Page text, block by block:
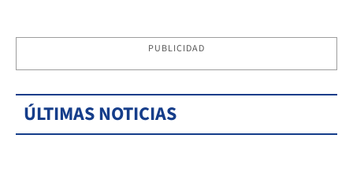
PUBLICIDAD
ÚLTIMAS NOTICIAS